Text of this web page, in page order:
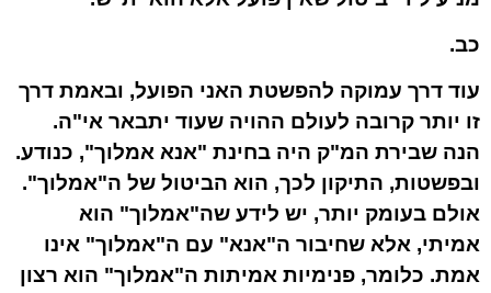
כב.
עוד דרך עמוקה להפשטת האני הפועל, ובאמת דרך
זו יותר קרובה לעולם ההויה שעוד יתבאר אי"ה.
הנה שבירת המ"ק היה בחינת "אנא אמלוך", כנודע.
ובפשטות, התיקון לכך, הוא הביטול של ה"אמלוך".
אולם בעומק יותר, יש לידע שה"אמלוך" הוא
אמיתי, אלא שחיבור ה"אנא" עם ה"אמלוך" אינו
אמת. כלומר, פנימיות אמיתות ה"אמלוך" הוא רצון